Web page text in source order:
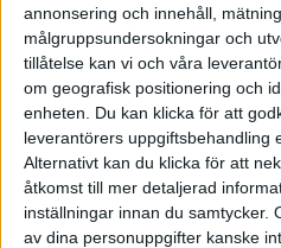
annonsering och innehåll,
målgruppsundersokningar och
tillåtelse kan vi och våra
om geografisk positionering och
enheten. Du kan klicka för att
leverantörers uppgiftsbehandling
Alternativt kan du klicka för att
åtkomst till mer detaljerad
inställningar innan du samtycker.
av dina personuppgifter kanske